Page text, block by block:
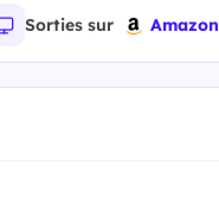
Sorties sur Amazon